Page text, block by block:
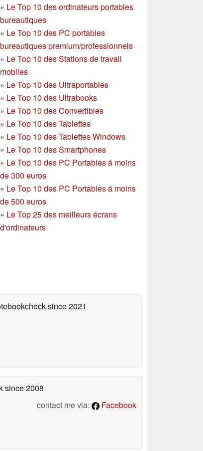
» Le Top 10 des ordinateurs portables
bureautiques
» Le Top 10 des PC portables
bureautiques premium/professionnels
» Le Top 10 des Stations de travail
mobiles
» Le Top 10 des Ultraportables
» Le Top 10 des Ultrabooks
» Le Top 10 des Convertibles
» Le Top 10 des Tablettes
» Le Top 10 des Tablettes Windows
» Le Top 10 des Smartphones
» Le Top 10 des PC Portables á moins
de 300 euros
» Le Top 10 des PC Portables á moins
de 500 euros
» Le Top 25 des meilleurs écrans
d'ordinateurs
since 2021
since 2008
contact me via:
Facebook